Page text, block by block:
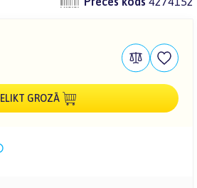
IELIKT GROZĀ